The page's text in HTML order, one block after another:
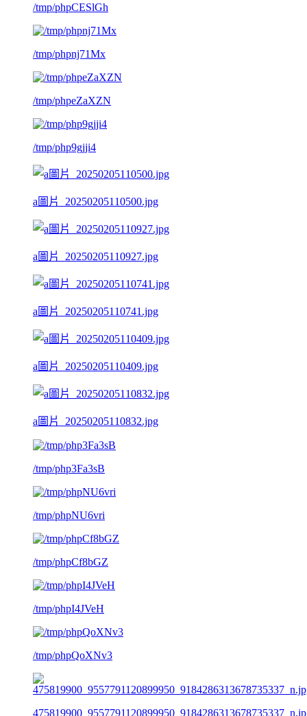
/tmp/phpCESlGh
/tmp/phpnj71Mx
/tmp/phpeZaXZN
/tmp/php9gjji4
a圖片_20250205110500.jpg
a圖片_20250205110927.jpg
a圖片_20250205110741.jpg
a圖片_20250205110409.jpg
a圖片_20250205110832.jpg
/tmp/php3Fa3sB
/tmp/phpNU6vri
/tmp/phpCf8bGZ
/tmp/phpI4JVeH
/tmp/phpQoXNv3